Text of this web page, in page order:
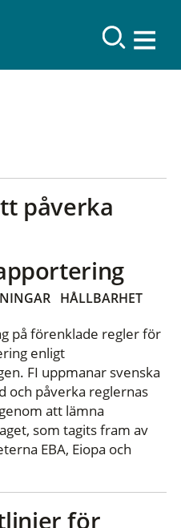
påverka
HÅLLBARHET
på förenklade regler för
enligt
FI uppmanar svenska
och påverka reglernas
att lämna
som tagits fram av
EBA, Eiopa och
för